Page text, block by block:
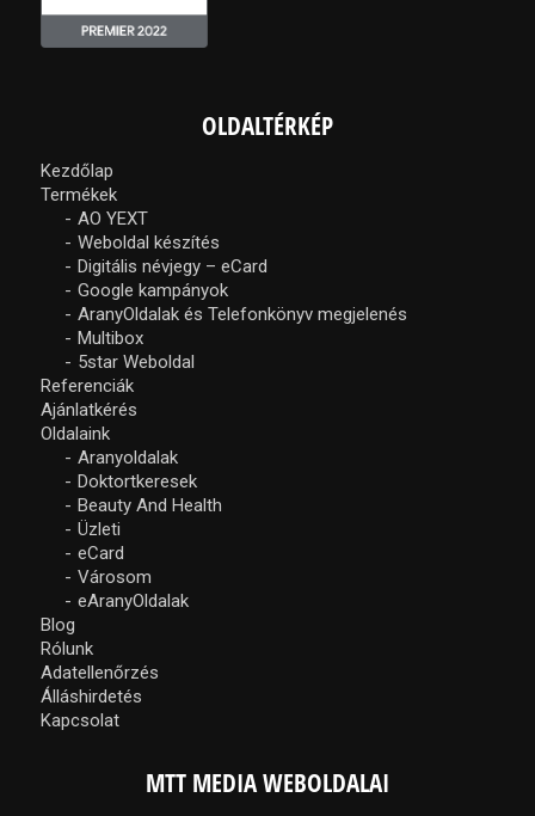
OLDALTÉRKÉP
Kezdőlap
Termékek
AO YEXT
Weboldal készítés
Digitális névjegy – eCard
Google kampányok
AranyOldalak és Telefonkönyv megjelenés
Multibox
5star Weboldal
Referenciák
Ajánlatkérés
Oldalaink
Aranyoldalak
Doktortkeresek
Beauty And Health
Üzleti
eCard
Városom
eAranyOldalak
Blog
Rólunk
Adatellenőrzés
Álláshirdetés
Kapcsolat
MTT MEDIA WEBOLDALAI